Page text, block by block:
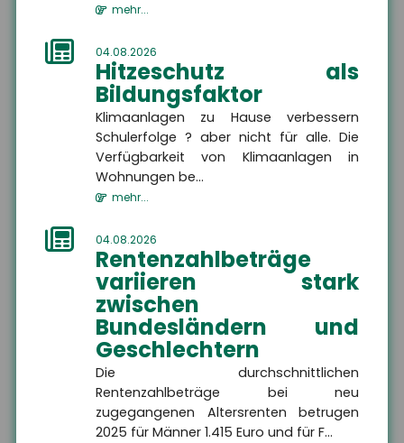
mehr...
04.08.2026
Hitzeschutz als
Bildungsfaktor
Klimaanlagen zu Hause verbessern
Schulerfolge ? aber nicht für alle. Die
Verfügbarkeit von Klimaanlagen in
Wohnungen be...
mehr...
04.08.2026
Rentenzahlbeträge
variieren stark
zwischen
Bundesländern und
Geschlechtern
Die durchschnittlichen
Rentenzahlbeträge bei neu
zugegangenen Altersrenten betrugen
2025 für Männer 1.415 Euro und für F...
Jens Geßenhardt
Geschäftsführer
+49 3671 6743-0
+49 3671 6743-22
gessenhardt[at]hsh24.de